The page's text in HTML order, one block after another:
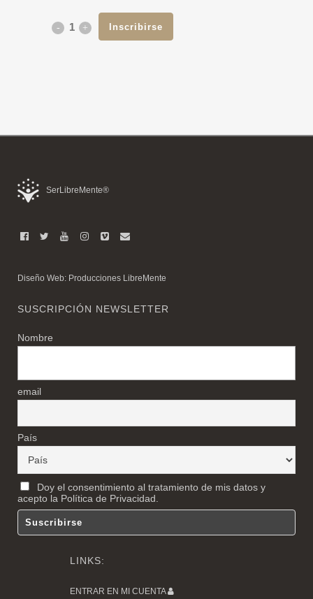
RETIRO
2025
Inscribirse
SerLibreMente®
Diseño Web: Producciones LibreMente
SUSCRIPCIÓN NEWSLETTER
Nombre
email
País
Doy el consentimiento al tratamiento de mis datos y
acepto la Política de Privacidad.
LINKS:
ENTRAR EN MI CUENTA